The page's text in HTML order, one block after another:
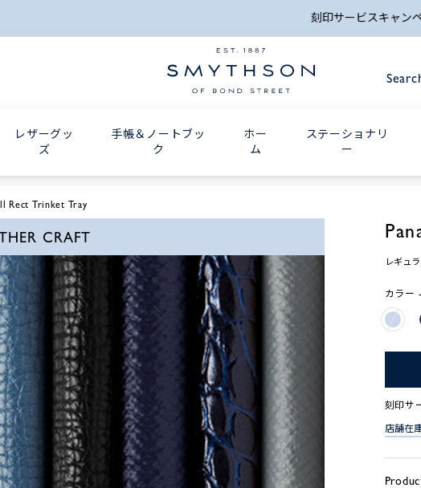
刻印サービスキャンペーン_8月24日(月) 10:00AMまで
レザーグッ
ズ
手帳＆ノートブッ
ク
ホー
ム
ステーショナリ
ー
Rect Trinket Tray
CRAFT
レギュ
カラー
刻印サ
店舗在